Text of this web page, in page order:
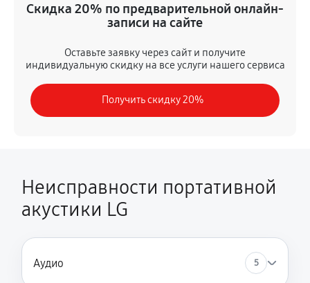
630 руб 60 минут
Программный ремонт/прошивка
350 руб 60 минут
Замена Bluetooth/Wi-Fi модуля
Замена аккумулятора
Скидка 20% по предварительной онлайн-
записи на сайте
Оставьте заявку через сайт и получите
индивидуальную скидку на все услуги нашего сервиса
Получить скидку 20%
Неисправности портативной
акустики LG
Аудио 5